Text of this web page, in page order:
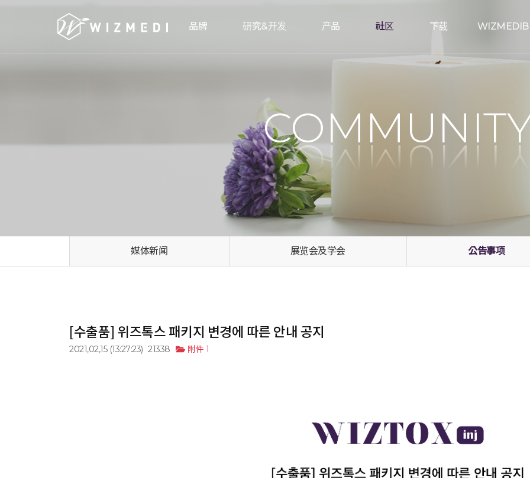
品牌
研究&开发 产品 社区 下载
媒体新闻 展览会及学会 公告事项
[수출품] 위즈톡스 패키지 변경에 따른 안내 공지
2021,02,15 (13:27:23) 21338 附件 1